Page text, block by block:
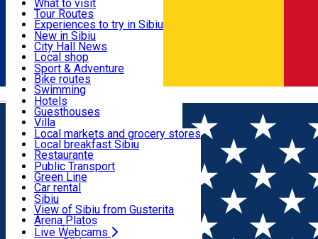
Română
Useful info
Activities & Adventure
Accommodation
Food, Drinks & Nightlife
Transport & Parking
Live Webcams
What to visit
Tour Routes
Experiences to try in Sibiu
Podcast
Culture
Museums
Churches
Parks, Zoo
County of Sibiu
New in Sibiu
City Hall News
Local shop
Sibiu artisans
Sibiul Verde
Public services
Education
How do I get to Sibiu
Tourist Info
Tour Guides
Guided tours
Publicații locale
Beauty salons
Sport & Adventure
Bike routes
Swimming
Riding
Indoor activities
Loc de joacă indoor
Loc de joacă outdoor
Ski
Ice skating
Yoga
Hotels
Guesthouses
Villa
Hostels
Motel
Camping
Renting rooms
Rooms for rent
Accommodation outside Sibiu
Local markets and grocery stores
Local breakfast Sibiu
Restaurante
Pizza
Fast Food
Coffee
Sweets
Pub, Bar
Night clubs
Bakeries
Public Transport
Green Line
Car rental
Rent a bike
Scooter rentals
Taxi
Ride Sharing
Sibiu
View of Sibiu from Gusterita
Arena Platoș
Live Webcams